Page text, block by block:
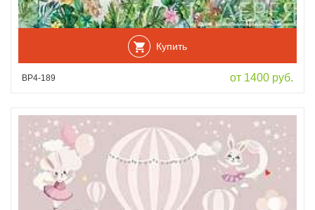
Купить
ВР4-189 от 1400 руб.